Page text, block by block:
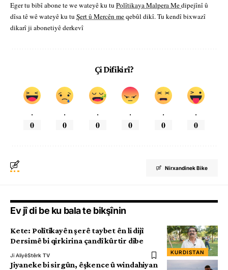
Eger tu bibî abone te we wateyê ku tu Polîtikaya Malpera Medipejînî û
dîsa tê wê wateyê ku tu Şert û Mercên meqebûl dikî. Tu kendî bixwazî
dikarî ji abonetiyê derkevî
Çi Difikirî?
.
0
.
0
.
0
.
0
.
0
.
0
Nirxandinek Bike
Ev jî di be ku bala te bikşînin
KURDISTAN
Kete: Polîtîkayên şerê taybet ên li dijî
Dersimê bi qirkirina çandî kûrtir dibe
Ji AliyêStêrk TV
Jiyaneke bi sirgûn, êşkence û windahiyan